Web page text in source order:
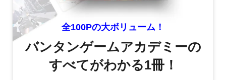
全100Pの大ボリューム！
バンタンゲームアカデミーの
すべてがわかる1冊！